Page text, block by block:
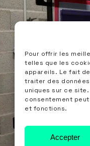
Pour offrir les
telles que les
appareils. Le fait
traiter des
uniques sur ce
consentement
et fonctions.
Accepter